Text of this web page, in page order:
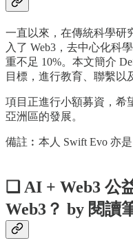
一直以來，在傳統科學研
入了 Web3，去中心化科
重不足 10%。本文簡介
目標，進行教育、聯繫以
項目正進行小額募資，希
亞洲區的發展。
備註︰本人 Swift Evo 亦是
❏ AI + Web3 公
Web3？ by 閱讀